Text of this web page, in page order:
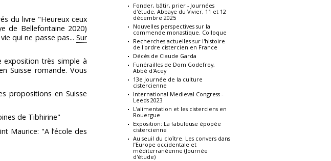
Fonder, bâtir, prier - Journées
d'étude, Abbaye du Vivier, 11 et 12
décembre 2025
Nouvelles perspectives sur la
commende monastique. Colloque
Recherches actuelles sur l'histoire
de l'ordre cistercien en France
Décès de Claude Garda
Funérailles de Dom Godefroy,
Abbé d'Acey
13e Journée de la culture
cistercienne
International Medieval Congress -
Leeds 2023
L’alimentation et les cisterciens en
Rouergue
Exposition: La fabuleuse épopée
cistercienne
Au seuil du cloître. Les convers dans
l’Europe occidentale et
méditerranéenne (Journée
d'étude)
du livre "Heureux ceux
de Bellefontaine 2020)
qui ne passe pas... Sur
exposition très simple à
Suisse romande. Vous
propositions en Suisse
de Tibhirine"
Maurice: "A l’école des